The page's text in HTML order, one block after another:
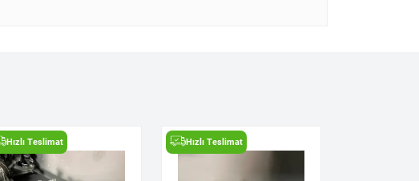
Hızlı Teslimat Hızlı Teslimat